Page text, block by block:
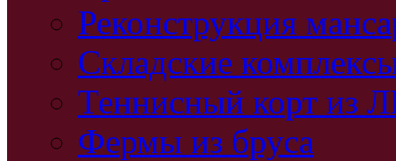
Реконструкция
Складские
Теннисный корт из
Фермы из бруса